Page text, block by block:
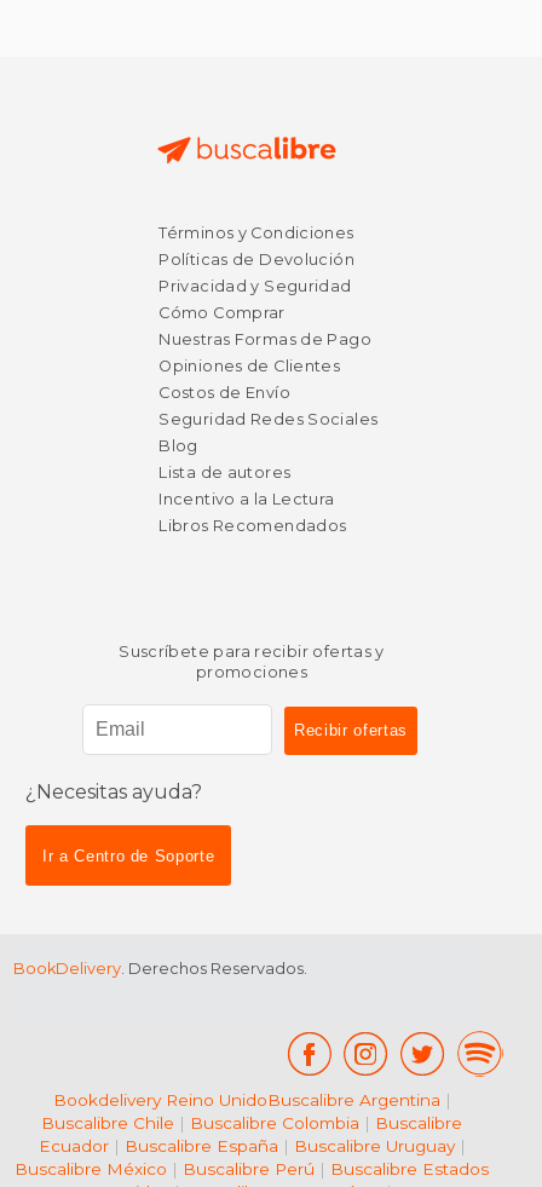
Términos y Condiciones
Políticas de Devolución
Privacidad y Seguridad
Cómo Comprar
Nuestras Formas de Pago
Opiniones de Clientes
Costos de Envío
Seguridad Redes Sociales
Blog
Lista de autores
Incentivo a la Lectura
Libros Recomendados
Suscríbete para recibir ofertas y
promociones
¿Necesitas ayuda?
Ir a Centro de Soporte
BookDelivery. Derechos Reservados.
Bookdelivery Reino UnidoBuscalibre Argentina |
Buscalibre Chile | Buscalibre Colombia | Buscalibre
Ecuador| Buscalibre España | Buscalibre Uruguay|
Buscalibre México | Buscalibre Perú | Buscalibre Estados